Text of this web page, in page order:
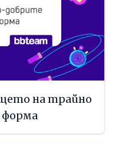
на трайно
форма